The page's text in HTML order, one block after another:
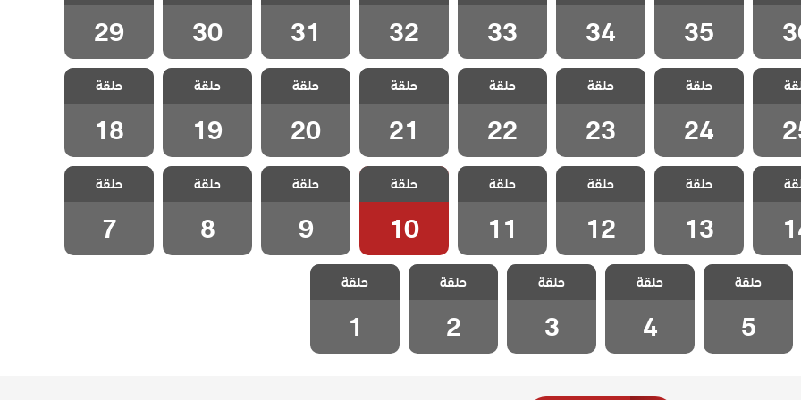
36
الثاني الحلقة 35
35
الثاني الحلقة 34
34
الثاني الحلقة 33
33
الثاني الحلقة 32
32
الثاني الحلقة 31
31
الثاني الحلقة 30
30
الثاني الحلقة 29
29
المد
25
مسلسل المد
والجزر الموسم
الثاني الحلقة 24
حلقة
24
مسلسل المد
والجزر الموسم
الثاني الحلقة 23
حلقة
23
مسلسل المد
والجزر الموسم
الثاني الحلقة 22
حلقة
22
مسلسل المد
والجزر الموسم
الثاني الحلقة 21
حلقة
21
مسلسل المد
والجزر الموسم
الثاني الحلقة 20
حلقة
20
مسلسل المد
والجزر الموسم
الثاني الحلقة 19
حلقة
19
مسلسل المد
والجزر الموسم
الثاني الحلقة 18
حلقة
18
المد
14
مسلسل المد
والجزر الموسم
الثاني الحلقة 13
حلقة
13
مسلسل المد
والجزر الموسم
الثاني الحلقة 12
حلقة
12
مسلسل المد
والجزر الموسم
الثاني الحلقة 11
حلقة
11
مسلسل المد
والجزر الموسم
الثاني الحلقة 10
حلقة
10
مسلسل المد
والجزر الموسم
الثاني الحلقة 9
حلقة
9
مسلسل المد
والجزر الموسم
الثاني الحلقة 8
حلقة
8
مسلسل المد
والجزر الموسم
الثاني الحلقة 7
حلقة
7
مسلسل المد
والجزر الموسم
الثاني الحلقة 5
حلقة
5
مسلسل المد
والجزر الموسم
الثاني الحلقة 4
حلقة
4
مسلسل المد
والجزر الموسم
الثاني الحلقة 3
حلقة
3
مسلسل المد
والجزر الموسم
الثاني الحلقة 2
حلقة
2
مسلسل المد
والجزر الموسم
الثاني الحلقة 1
حلقة
1